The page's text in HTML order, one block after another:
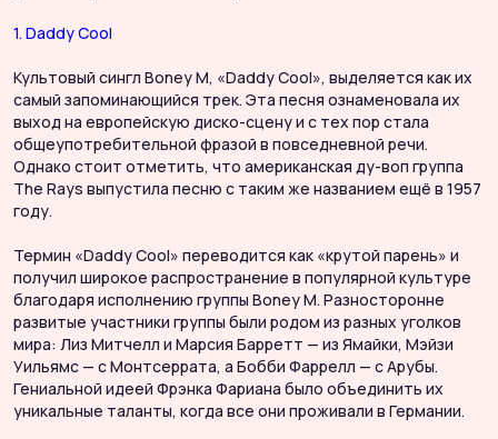
1. Daddy Cool
Культовый сингл Boney M, «Daddy Cool», выделяется как их
самый запоминающийся трек. Эта песня ознаменовала их
выход на европейскую диско-сцену и с тех пор стала
общеупотребительной фразой в повседневной речи.
Однако стоит отметить, что американская ду-воп группа
The Rays выпустила песню с таким же названием ещё в 1957
году.
Термин «Daddy Cool» переводится как «крутой парень» и
получил широкое распространение в популярной культуре
благодаря исполнению группы Boney M. Разносторонне
развитые участники группы были родом из разных уголков
мира: Лиз Митчелл и Марсия Барретт — из Ямайки, Мэйзи
Уильямс — с Монтсеррата, а Бобби Фаррелл — с Арубы.
Гениальной идеей Фрэнка Фариана было объединить их
уникальные таланты, когда все они проживали в Германии.